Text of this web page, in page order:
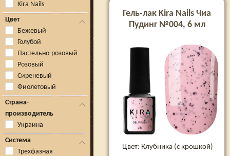
Kira Nails
Цвет
Бежевый
Голубой
Пастельно-розовый
Розовый
Сиреневый
Фиолетовый
Страна-
производитель
Украина
Система
Трехфазная
Гель-лак Kira Nails Чиа
Пудинг №004, 6 мл
Цвет: Клубника (с крошкой)